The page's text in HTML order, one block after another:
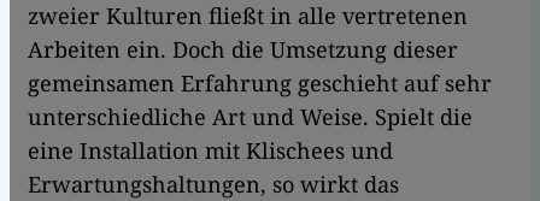
zweier Kulturen fließt in alle vertretenen
Arbeiten ein. Doch die Umsetzung dieser
gemeinsamen Erfahrung geschieht auf sehr
unterschiedliche Art und Weise. Spielt die
eine Installation mit Klischees und
Erwartungshaltungen, so wirkt das